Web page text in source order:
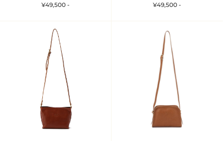
¥49,500 -
¥49,500 -